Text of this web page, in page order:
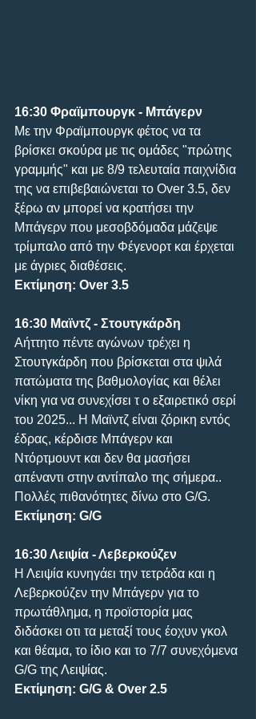
16:30 Φραϊμπουργκ - Μπάγερν
Mε την Φραϊμπουργκ φέτος να τα
βρίσκει σκούρα με τις ομάδες "πρώτης
γραμμής" και με 8/9 τελευταία παιχνίδια
της να επιβεβαιώνεται το Over 3.5, δεν
ξέρω αν μπορεί να κρατήσει την
Μπάγερν που μεσοβδόμαδα μάζεψε
τρίμπαλο από την Φέγενορτ και έρχεται
με άγριες διαθέσεις.
Εκτίμηση: Over 3.5
16:30 Μαϊντζ - Στουτγκάρδη
Αήττητο πέντε αγώνων τρέχει η
Στουτγκάρδη που βρίσκεται στα ψιλά
πατώματα της βαθμολογίας και θέλει
νίκη για να συνεχίσει τ ο εξαιρετικό σερί
του 2025... Η Μαϊντζ είναι ζόρικη εντός
έδρας, κέρδισε Μπάγερν και
Ντόρτμουντ και δεν θα μασήσει
απέναντι στην αντίπαλο της σήμερα..
Πολλές πιθανότητες δίνω στο G/G.
Εκτίμηση: G/G
16:30 Λειψία - Λεβερκούζεν
Η Λειψία κυνηγάει την τετράδα και η
Λεβερκούζεν την Μπάγερν για το
πρωτάθλημα, η προϊστορία μας
διδάσκει οτι τα μεταξί τους έοχυν γκολ
και θέαμα, το ίδιο και το 7/7 συνεχόμενα
G/G της Λειψίας.
Εκτίμηση: G/G & Over 2.5